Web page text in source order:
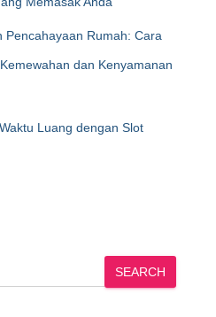
Pencahayaan Rumah: Cara
dan Kenyamanan
Luang dengan Slot
SEARCH